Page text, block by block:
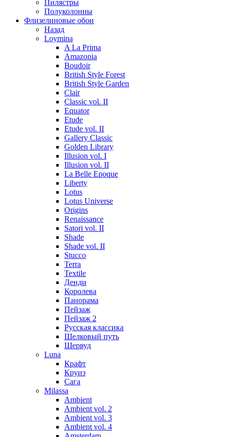
Пилястры
Полуколонны
Флизелиновые обои
Назад
Loymina
A La Prima
Amazonia
Boudoir
British Style Forest
British Style Garden
Clair
Classic vol. II
Equator
Etude
Etude vol. II
Gallery Classic
Golden Library
Illusion vol. I
Illusion vol. II
La Belle Epoque
Liberty
Lotus
Lotus Universe
Origins
Renaissance
Satori vol. II
Shade
Shade vol. II
Stucco
Terra
Textile
Денди
Королева
Панорама
Пейзаж
Пейзаж 2
Русская классика
Шелковый путь
Шервуд
Luna
Крафт
Круиз
Сага
Milassa
Ambient
Ambient vol. 2
Ambient vol. 3
Ambient vol. 4